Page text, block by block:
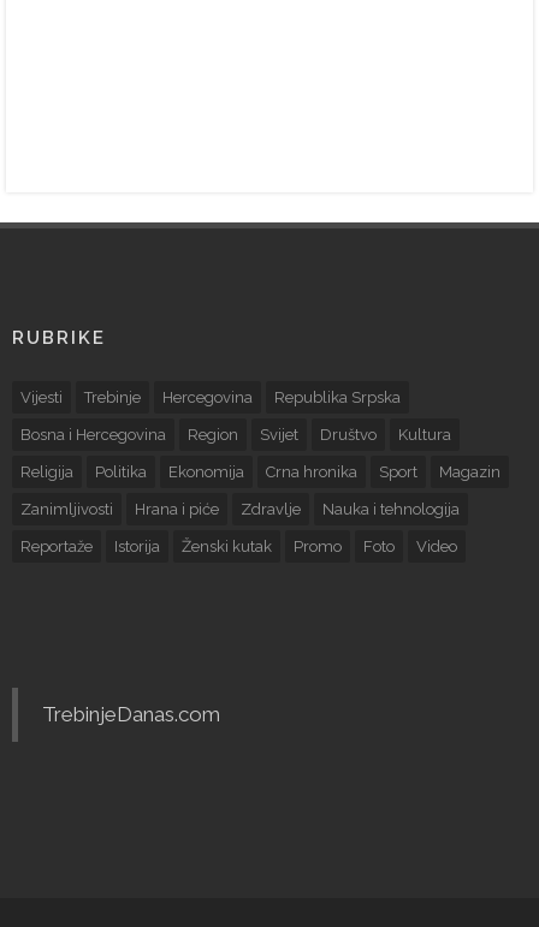
RUBRIKE
Vijesti Trebinje Hercegovina Republika Srpska
Bosna i Hercegovina Region Svijet Društvo Kultura
Religija Politika Ekonomija Crna hronika Sport Magazin
Zanimljivosti Hrana i piće Zdravlje Nauka i tehnologija
Reportaže Istorija Ženski kutak Promo Foto Video
TrebinjeDanas.com